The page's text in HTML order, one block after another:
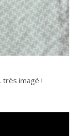
imagé !